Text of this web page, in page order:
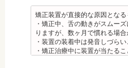
膜にアレルギー症状が起きた場
医師の指示を仰いでください。
抜歯・麻酔 ・矯正をしたい箇
ない場合は、抜歯を必要とする
康上問題のない歯を抜歯する
・抜歯する場合は麻酔注射を
を感じることもありますので
で対処する場合やその他の対処
ます。
・矯正装置を装着した直後や、
直後に痛みを感じることがあり
まる場合が多いです。また、
矯正装置が直接的な原因となる
・矯正中、舌の動きがスムー
りますが、数ヶ月で慣れる場合
・装置の装着中は発音しづらい
・矯正治療中に装置が当たる